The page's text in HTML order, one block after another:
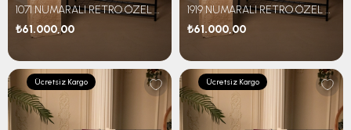
1071 NUMARALI RETRO ÖZEL SET
₺61.000,00
1919 NUMARALI RETRO ÖZEL SET
₺61.000,00
Ücretsiz Kargo Ücretsiz Kargo